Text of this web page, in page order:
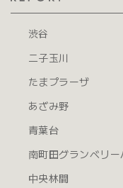
渋谷
二子玉川
たまプラーザ
あざみ野
青葉台
南町田グランベリー
中央林間